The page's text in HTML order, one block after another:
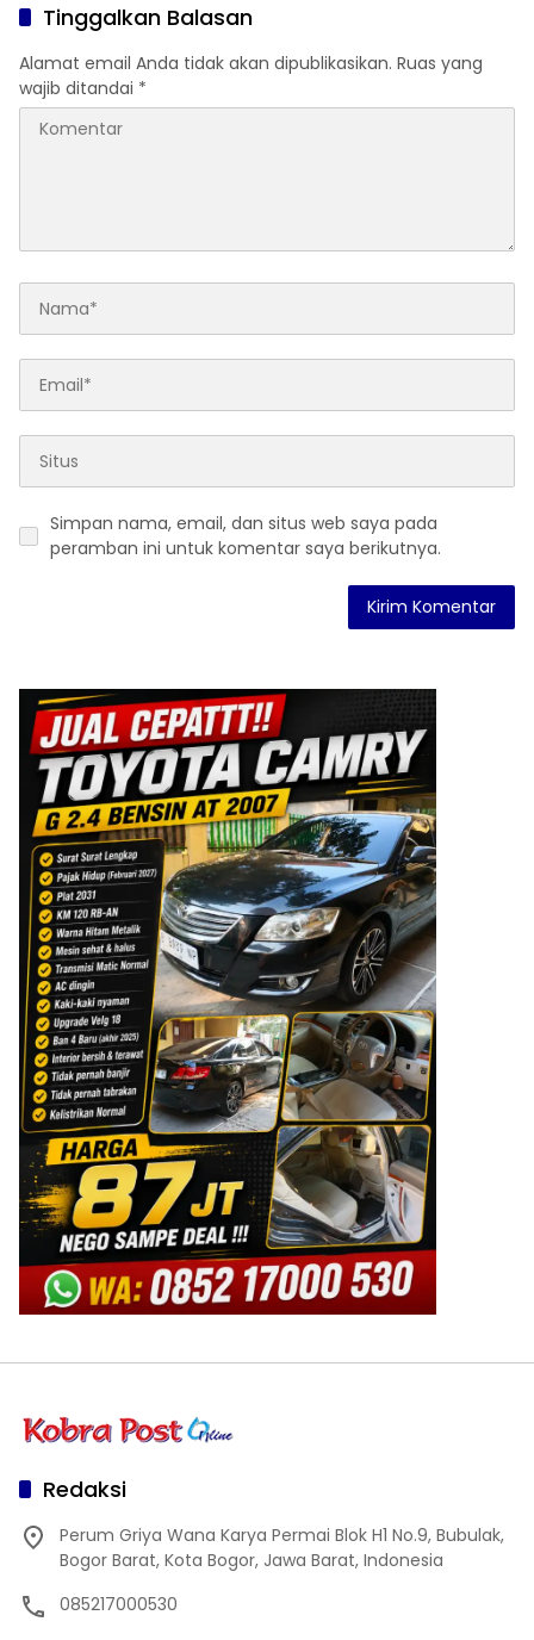
Tinggalkan Balasan
Alamat email Anda tidak akan dipublikasikan. Ruas yang
wajib ditandai *
Simpan nama, email, dan situs web saya pada
peramban ini untuk komentar saya berikutnya.
Redaksi
Perum Griya Wana Karya Permai Blok H1 No.9, Bubulak,
Bogor Barat, Kota Bogor, Jawa Barat, Indonesia
085217000530